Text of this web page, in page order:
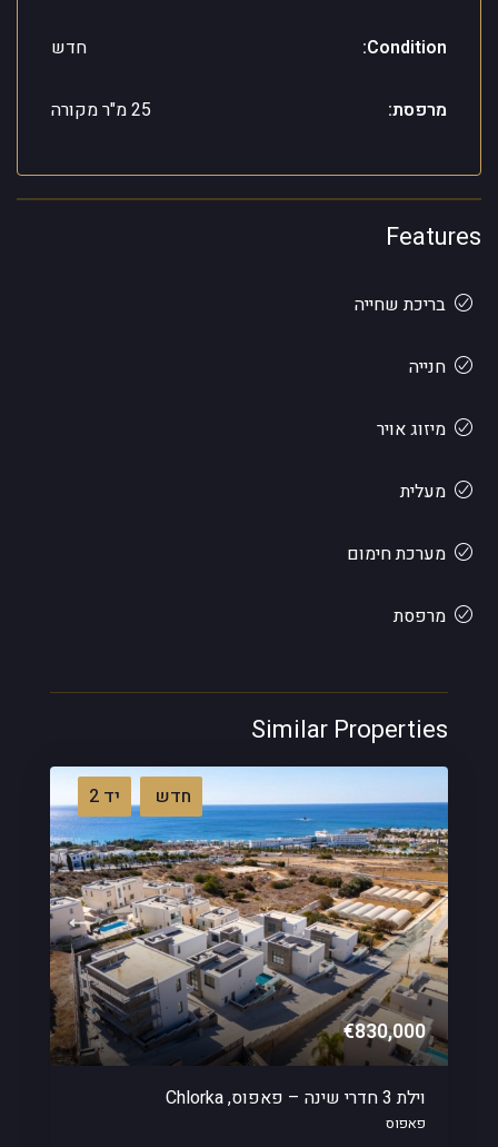
Condition: חדש
מרפסת: 25 מ"ר מקורה
Features
בריכת שחייה
חנייה
מיזוג אויר
מעלית
מערכת חימום
מרפסת
Similar Properties
חדש יד 2
€830,000
וילת 3 חדרי שינה – פאפוס, Chlorka
פאפוס